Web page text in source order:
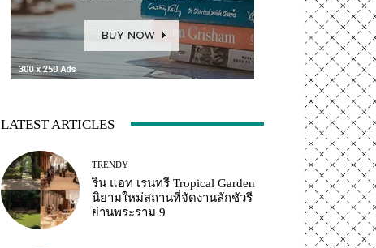
LATEST ARTICLES
TRENDY
ริน แอท เรนทรี Tropical Garden
นิยามใหม่สถานที่จัดงานลักชัวรี
ย่านพระราม 9